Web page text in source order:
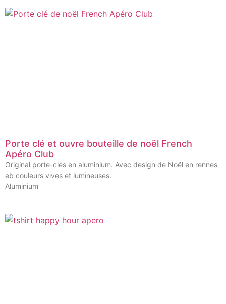
Porte clé et ouvre bouteille de noël French
Apéro Club
Original porte-clés en aluminium. Avec design de Noël en rennes
eb couleurs vives et lumineuses.
Aluminium